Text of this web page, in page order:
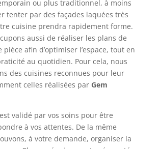
ou plus traditionnel, à moins
tenter par des façades laquées très
cuisine prendra rapidement forme.
aussi de réaliser les plans de
afin d’optimiser l’espace, tout en
au quotidien. Pour cela, nous
des cuisines reconnues pour leur
celles réalisées par Gem
validé par vos soins pour être
à vos attentes. De la même
à votre demande, organiser la